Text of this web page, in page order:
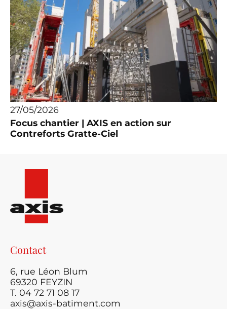
27/05/2026
Focus chantier | AXIS en action sur
Contreforts Gratte-Ciel
Contact
6, rue Léon Blum
69320 FEYZIN
T. 04 72 71 08 17
axis@axis-batiment.com